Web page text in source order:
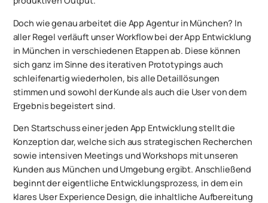
Doch wie genau arbeitet die App Agentur in München? In
aller Regel verläuft unser Workflow bei der App Entwicklung
in München in verschiedenen Etappen ab. Diese können
sich ganz im Sinne des iterativen Prototypings auch
schleifenartig wiederholen, bis alle Detaillösungen
stimmen und sowohl der Kunde als auch die User von dem
Ergebnis begeistert sind.
Den Startschuss einer jeden App Entwicklung stellt die
Konzeption dar, welche sich aus strategischen Recherchen
sowie intensiven Meetings und Workshops mit unseren
Kunden aus München und Umgebung ergibt. Anschließend
beginnt der eigentliche Entwicklungsprozess, in dem ein
klares User Experience Design, die inhaltliche Aufbereitung